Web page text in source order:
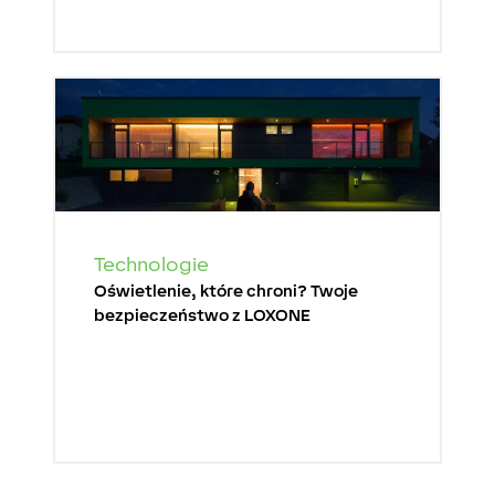
Technologie
Oświetlenie, które chroni? Twoje
bezpieczeństwo z LOXONE